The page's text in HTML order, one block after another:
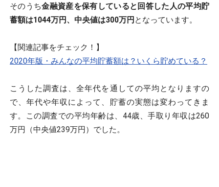
そのうち金融資産を保有していると回答した人の平均貯
蓄額は1044万円、中央値は300万円 となっています。
【関連記事をチェック！】
2020年版・みんなの平均貯蓄額は？いくら貯めている？
こうした調査は、全年代を通しての平均となりますの
で、年代や年収によって、貯蓄の実態は変わってきま
す。この調査での平均年齢は、44歳、手取り年収は260
万円（中央値239万円）でした。